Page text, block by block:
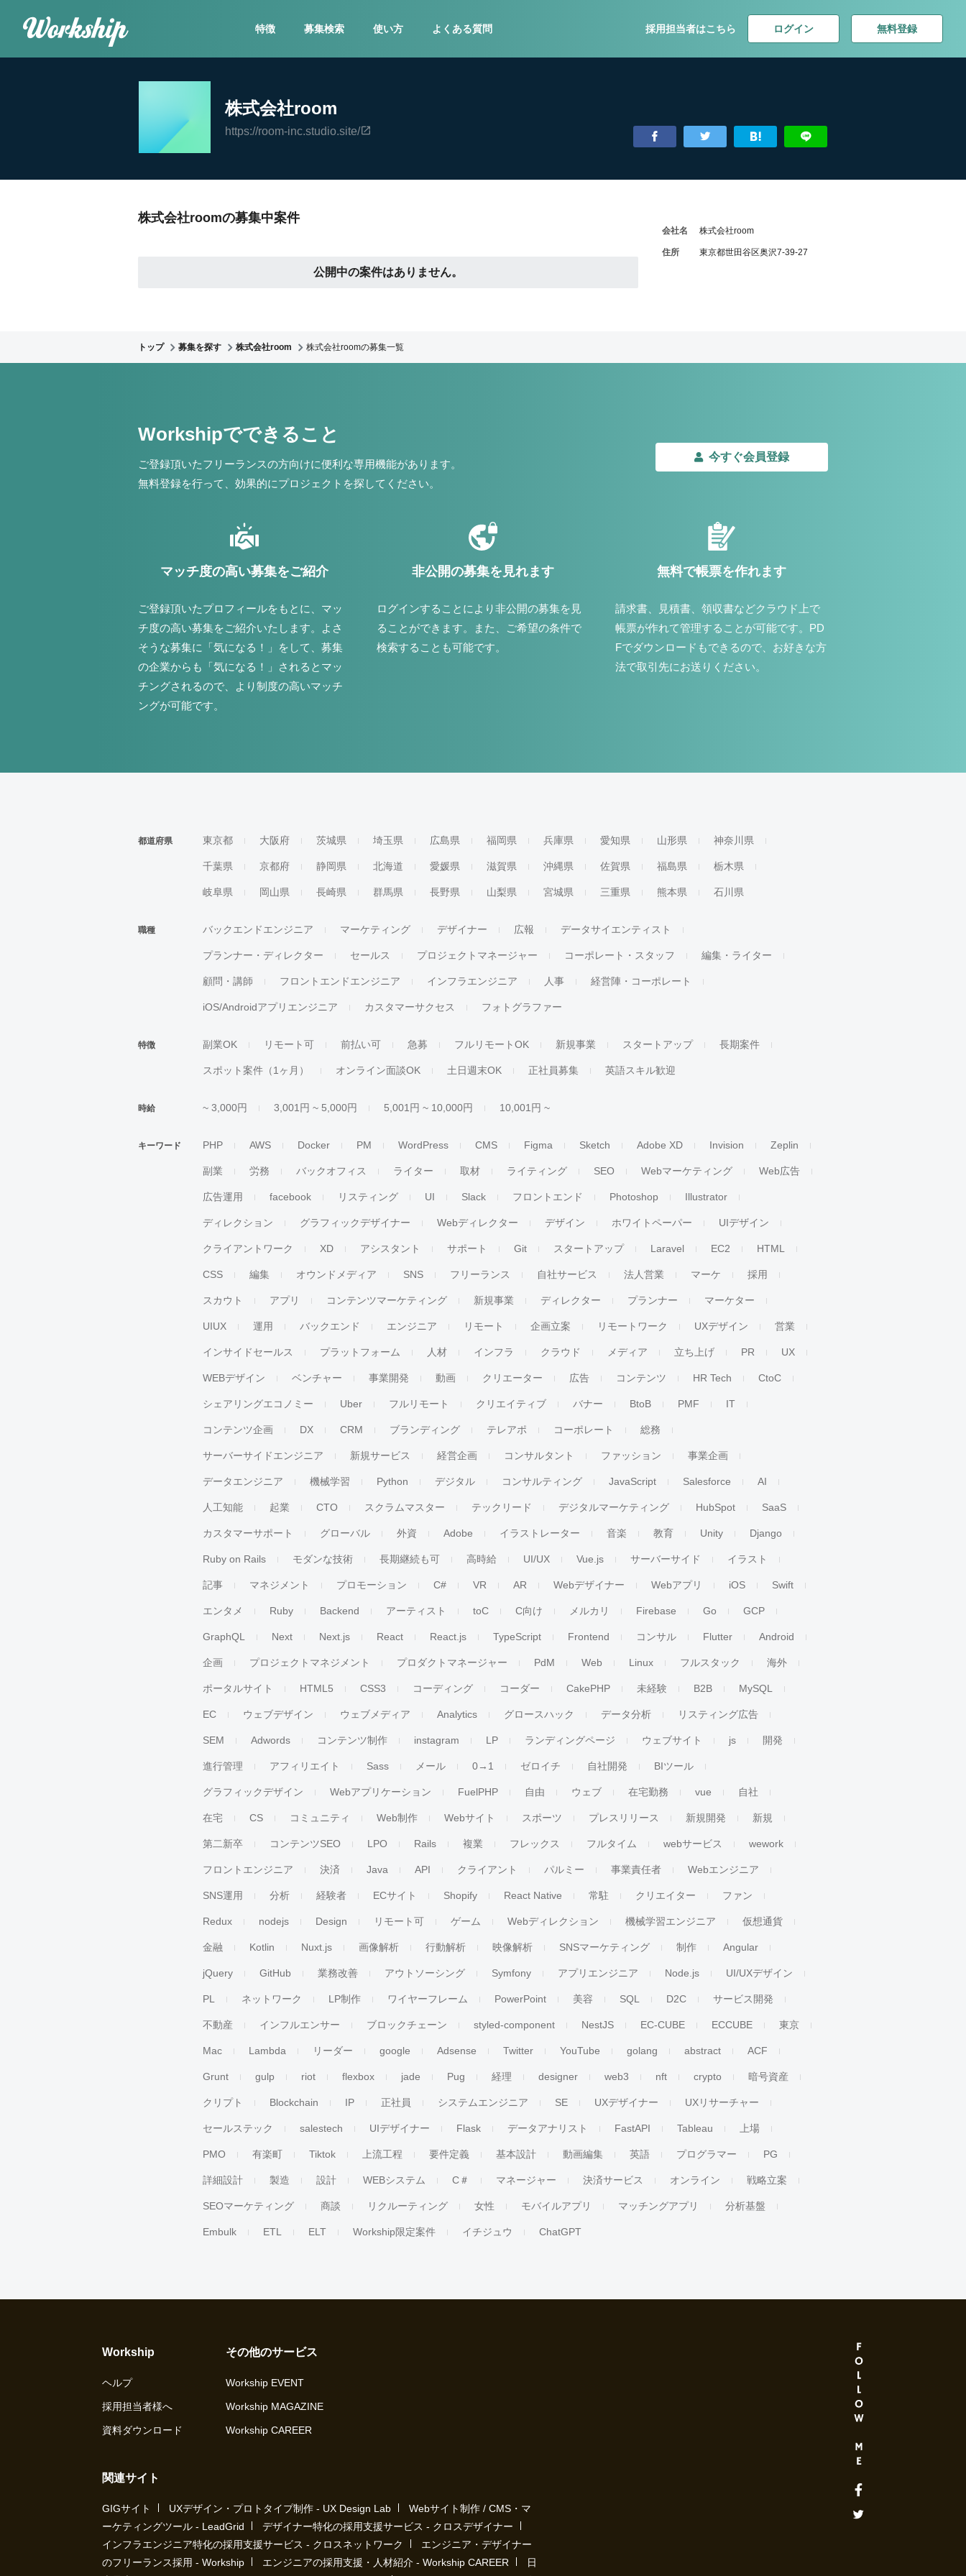
特徴 募集検索 使い方 よくある質問 採用担当者はこちら ログイン 無料登録
株式会社room
https://room-inc.studio.site/
株式会社roomの募集中案件
公開中の案件はありません。
会社名 株式会社room
住所 東京都世田谷区奥沢7-39-27
トップ 募集を探す 株式会社room 株式会社roomの募集一覧
Workshipでできること
ご登録頂いたフリーランスの方向けに便利な専用機能があります。
無料登録を行って、効果的にプロジェクトを探してください。
今すぐ会員登録
マッチ度の高い募集をご紹介
ご登録頂いたプロフィールをもとに、マッ
チ度の高い募集をご紹介いたします。よさ
そうな募集に「気になる！」をして、募集
の企業からも「気になる！」されるとマッ
チングされるので、より制度の高いマッチ
ングが可能です。
非公開の募集を見れます
ログインすることにより非公開の募集を見
ることができます。また、ご希望の条件で
検索することも可能です。
無料で帳票を作れます
請求書、見積書、領収書などクラウド上で
帳票が作れて管理することが可能です。PD
Fでダウンロードもできるので、お好きな方
法で取引先にお送りください。
都道府県 東京都 大阪府 茨城県 埼玉県 広島県 福岡県 兵庫県 愛知県 山形県 神奈川県
千葉県 京都府 静岡県 北海道 愛媛県 滋賀県 沖縄県 佐賀県 福島県 栃木県
岐阜県 岡山県 長崎県 群馬県 長野県 山梨県 宮城県 三重県 熊本県 石川県
職種 バックエンドエンジニア マーケティング デザイナー 広報 データサイエンティスト
プランナー・ディレクター セールス プロジェクトマネージャー コーポレート・スタッフ 編集・ライター
顧問・講師 フロントエンドエンジニア インフラエンジニア 人事 経営陣・コーポレート
iOS/Androidアプリエンジニア カスタマーサクセス フォトグラファー
特徴 副業OK リモート可 前払い可 急募 フルリモートOK 新規事業 スタートアップ 長期案件
スポット案件（1ヶ月） オンライン面談OK 土日週末OK 正社員募集 英語スキル歓迎
時給 ~ 3,000円 3,001円 ~ 5,000円 5,001円 ~ 10,000円 10,001円 ~
キーワード PHP AWS Docker PM WordPress CMS Figma Sketch Adobe XD Invision Zeplin
副業 労務 バックオフィス ライター 取材 ライティング SEO Webマーケティング Web広告
広告運用 facebook リスティング UI Slack フロントエンド Photoshop Illustrator
ディレクション グラフィックデザイナー Webディレクター デザイン ホワイトペーパー UIデザイン
クライアントワーク XD アシスタント サポート Git スタートアップ Laravel EC2 HTML
CSS 編集 オウンドメディア SNS フリーランス 自社サービス 法人営業 マーケ 採用
スカウト アプリ コンテンツマーケティング 新規事業 ディレクター プランナー マーケター
UIUX 運用 バックエンド エンジニア リモート 企画立案 リモートワーク UXデザイン 営業
インサイドセールス プラットフォーム 人材 インフラ クラウド メディア 立ち上げ PR UX
WEBデザイン ベンチャー 事業開発 動画 クリエーター 広告 コンテンツ HR Tech CtoC
シェアリングエコノミー Uber フルリモート クリエイティブ バナー BtoB PMF IT
コンテンツ企画 DX CRM ブランディング テレアポ コーポレート 総務
サーバーサイドエンジニア 新規サービス 経営企画 コンサルタント ファッション 事業企画
データエンジニア 機械学習 Python デジタル コンサルティング JavaScript Salesforce AI
人工知能 起業 CTO スクラムマスター テックリード デジタルマーケティング HubSpot SaaS
カスタマーサポート グローバル 外資 Adobe イラストレーター 音楽 教育 Unity Django
Ruby on Rails モダンな技術 長期継続も可 高時給 UI/UX Vue.js サーバーサイド イラスト
記事 マネジメント プロモーション C# VR AR Webデザイナー Webアプリ iOS Swift
エンタメ Ruby Backend アーティスト toC C向け メルカリ Firebase Go GCP
GraphQL Next Next.js React React.js TypeScript Frontend コンサル Flutter Android
企画 プロジェクトマネジメント プロダクトマネージャー PdM Web Linux フルスタック 海外
ポータルサイト HTML5 CSS3 コーディング コーダー CakePHP 未経験 B2B MySQL
EC ウェブデザイン ウェブメディア Analytics グロースハック データ分析 リスティング広告
SEM Adwords コンテンツ制作 instagram LP ランディングページ ウェブサイト js 開発
進行管理 アフィリエイト Sass メール 0→1 ゼロイチ 自社開発 BIツール
グラフィックデザイン Webアプリケーション FuelPHP 自由 ウェブ 在宅勤務 vue 自社
在宅 CS コミュニティ Web制作 Webサイト スポーツ プレスリリース 新規開発 新規
第二新卒 コンテンツSEO LPO Rails 複業 フレックス フルタイム webサービス wework
フロントエンジニア 決済 Java API クライアント パルミー 事業責任者 Webエンジニア
SNS運用 分析 経験者 ECサイト Shopify React Native 常駐 クリエイター ファン
Redux nodejs Design リモート可 ゲーム Webディレクション 機械学習エンジニア 仮想通貨
金融 Kotlin Nuxt.js 画像解析 行動解析 映像解析 SNSマーケティング 制作 Angular
jQuery GitHub 業務改善 アウトソーシング Symfony アプリエンジニア Node.js UI/UXデザイン
PL ネットワーク LP制作 ワイヤーフレーム PowerPoint 美容 SQL D2C サービス開発
不動産 インフルエンサー ブロックチェーン styled-component NestJS EC-CUBE ECCUBE 東京
Mac Lambda リーダー google Adsense Twitter YouTube golang abstract ACF
Grunt gulp riot flexbox jade Pug 経理 designer web3 nft crypto 暗号資産
クリプト Blockchain IP 正社員 システムエンジニア SE UXデザイナー UXリサーチャー
セールステック salestech UIデザイナー Flask データアナリスト FastAPI Tableau 上場
PMO 有楽町 Tiktok 上流工程 要件定義 基本設計 動画編集 英語 プログラマー PG
詳細設計 製造 設計 WEBシステム C＃ マネージャー 決済サービス オンライン 戦略立案
SEOマーケティング 商談 リクルーティング 女性 モバイルアプリ マッチングアプリ 分析基盤
Embulk ETL ELT Workship限定案件 イチジュウ ChatGPT
Workship
ヘルプ
採用担当者様へ
資料ダウンロード
その他のサービス
Workship EVENT
Workship MAGAZINE
Workship CAREER
関連サイト
GIGサイト UXデザイン・プロトタイプ制作 - UX Design Lab
Webサイト制作 / CMS・マ
ーケティングツール - LeadGrid
デザイナー特化の採用支援サービス - クロスデザイナー
インフラエンジニア特化の採用支援サービス - クロスネットワーク
エンジニア・デザイナー
のフリーランス採用 - Workship
エンジニアの採用支援・人材紹介 - Workship CAREER
日